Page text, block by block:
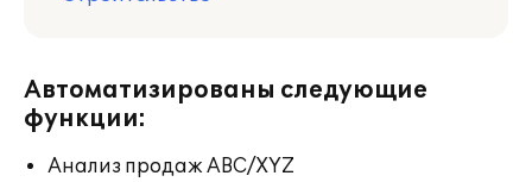
Автоматизированы следующие
функции:
Анализ продаж ABC/XYZ